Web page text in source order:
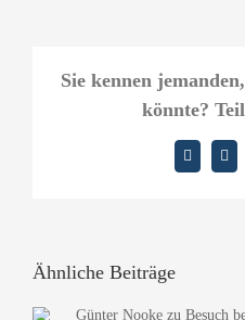
Sie kennen
könnte?
Facebook
X
Ähnliche Beiträge